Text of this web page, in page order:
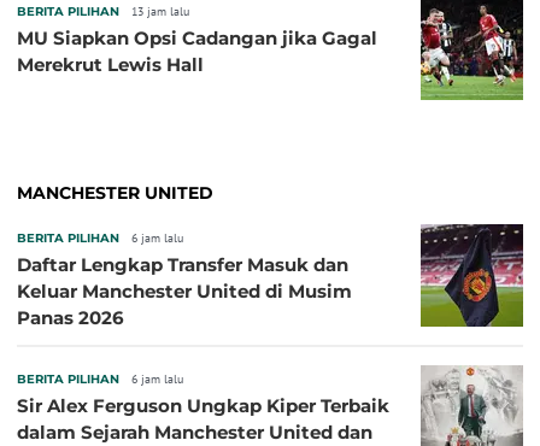
BERITA PILIHAN 13 jam lalu
MU Siapkan Opsi Cadangan jika Gagal
Merekrut Lewis Hall
MANCHESTER UNITED
BERITA PILIHAN 6 jam lalu
Daftar Lengkap Transfer Masuk dan
Keluar Manchester United di Musim
Panas 2026
BERITA PILIHAN 6 jam lalu
Sir Alex Ferguson Ungkap Kiper Terbaik
dalam Sejarah Manchester United dan